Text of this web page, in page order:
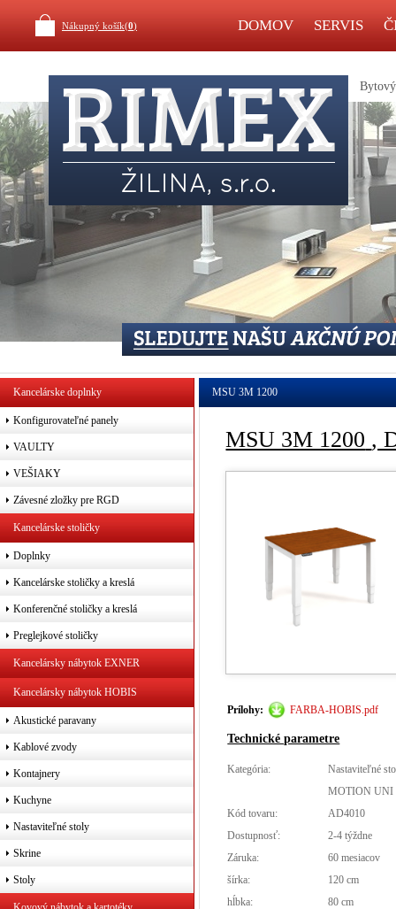
Nákupný košík(0) DOMOV SERVIS
Bytový
Kancelárske doplnky
Konfigurovateľné panely
VAULTY
VEŠIAKY
Závesné zložky pre RGD
Kancelárske stoličky
Doplnky
Kancelárske stoličky a kreslá
Konferenčné stoličky a kreslá
Preglejkové stoličky
Kancelársky nábytok EXNER
Kancelársky nábytok HOBIS
Akustické paravany
Kablové zvody
Kontajnery
Kuchyne
Nastaviteľné stoly
Skrine
Stoly
MSU 3M 1200
MSU 3M 1200 ,
Prílohy: FARBA-HOBIS.pdf
Technické parametre
Kategória:
Nastaviteľné
MOTION UNI
Kód tovaru:
AD4010
Dostupnosť:
2-4 týždne
Záruka:
60 mesiacov
šírka:
120 cm
hĺbka:
80 cm